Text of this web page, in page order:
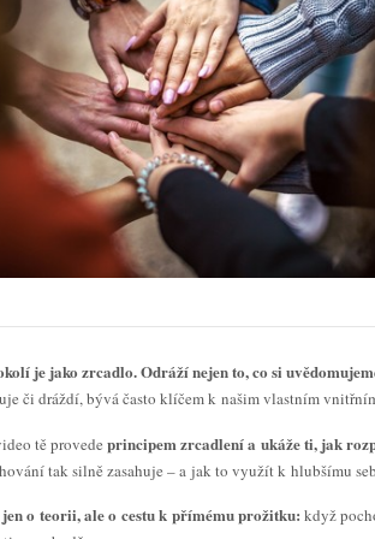
je jako zrcadlo. Odráží nejen to, co si
či dráždí, bývá často klíčem k našim vlastním
tě provede principem zrcadlení a ukáže ti, jak
tak silně zasahuje – a jak to využít k hlubšímu
jen o teorii, ale o cestu k přímému prožitku: když